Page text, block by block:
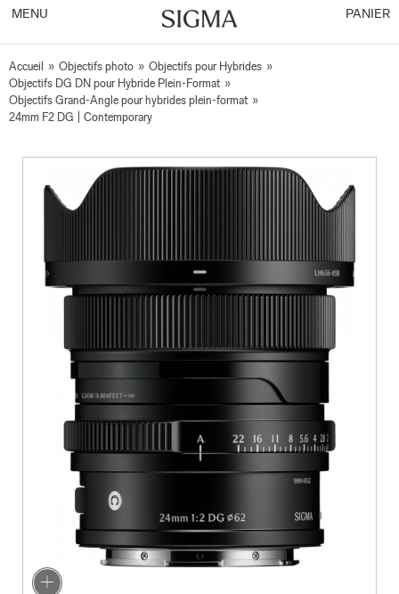
MENU PANIER
Accueil » Objectifs photo » Objectifs pour Hybrides »
Objectifs DG DN pour Hybride Plein-Format »
Objectifs Grand-Angle pour hybrides plein-format »
24mm F2 DG | Contemporary